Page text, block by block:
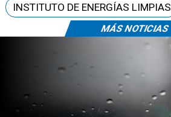
MÁS NOTICIAS
INSTITUTO DE ENERGÍAS LIMPIAS